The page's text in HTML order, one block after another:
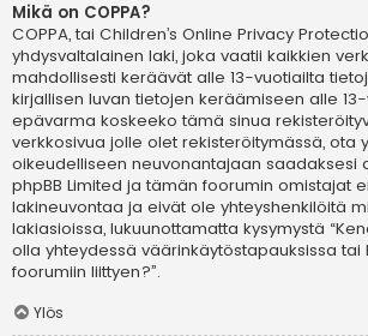
Mikä on COPPA?
COPPA, tai Children’s Online Privacy
yhdysvaltalainen laki, joka vaatii kaikkien
mahdollisesti keräävät alle 13-vuotiailta
kirjallisen luvan tietojen keräämiseen alle
epävarma koskeeko tämä sinua
verkkosivua jolle olet rekisteröitymässä, ota
oikeudelliseen neuvonantajaan saadaksesi
phpBB Limited ja tämän foorumin omistajat
lakineuvontaa ja eivät ole yhteyshenkilöitä
lakiasioissa, lukuunottamatta kysymystä
olla yhteydessä väärinkäytöstapauksissa tai
foorumiin liittyen?”.
Ylös